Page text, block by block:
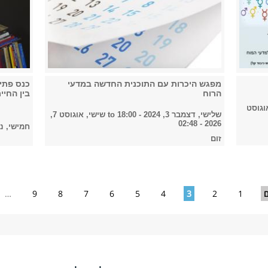
מפגש היכרות עם התוכנית החדשה במדעי
הרוח
שלישי, דצמבר 3, 2024 - 18:00
שישי, אוגוסט 7,
2026 - 02:48
זום
כנס
בין
חמישי,
1
2
3
4
5
6
7
8
9
…